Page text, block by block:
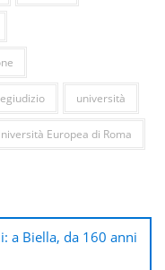
università
Europea di Roma
a Biella, da 160 anni